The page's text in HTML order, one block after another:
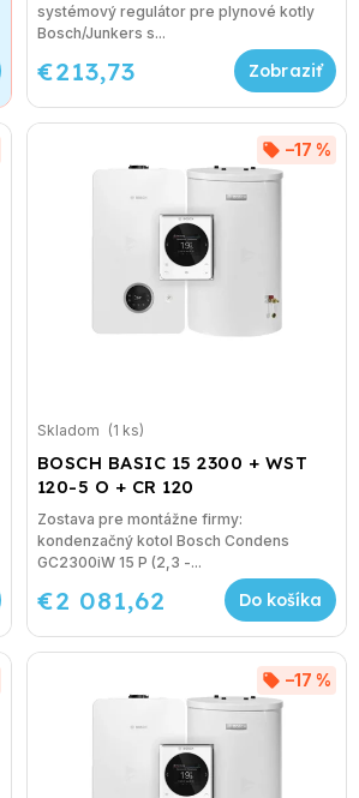
€213,73
systémový regulátor pre plynové kotly
Bosch/Junkers s...
BOSCH BASIC 15 2300 + WST
120-5 O + CR 120
–17 %
Skladom (1 ks)
€2 081,62 Do košíka
Zostava pre montážne firmy:
kondenzačný kotol Bosch Condens
GC2300iW 15 P (2,3 -...
–17 %